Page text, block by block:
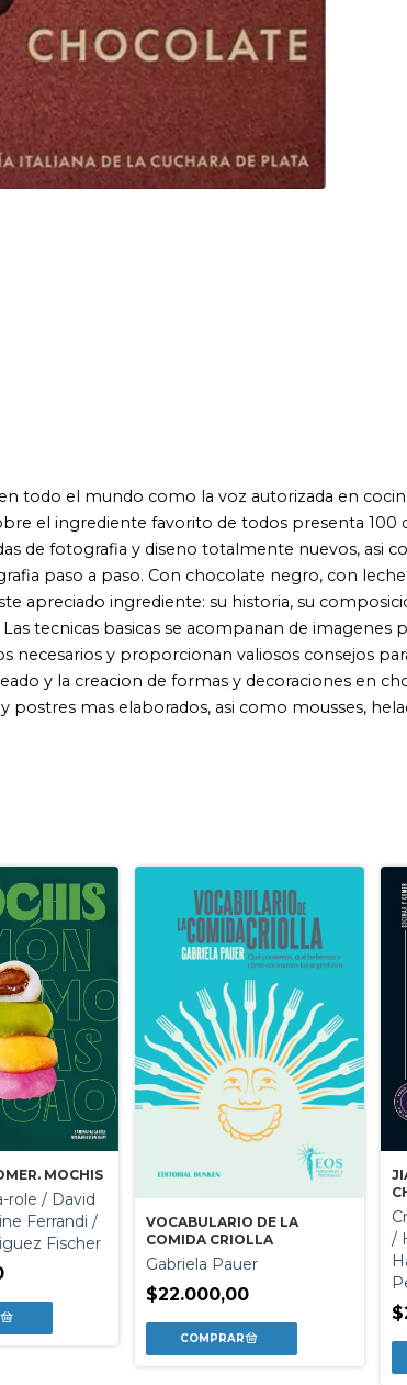
como la voz autorizada en cocina italiana y el principal
y diseno totalmente nuevos, asi como 30 tecnicas basicas
Con chocolate negro, con leche, rubi y blanco, este
su historia, su composicion, sus distintos tipos y
se acompanan de imagenes paso a paso, que guian a
y proporcionan valiosos consejos para abordar
de formas y decoraciones en chocolate. Las recetas
elaborados, asi como mousses, helados, parfaits y bebidas.
MOCHIS
role / David
Ferrandi /
Fischer
VOCABULARIO DE LA
COMIDA CRIOLLA
Gabriela Pauer
$22.000,00
/